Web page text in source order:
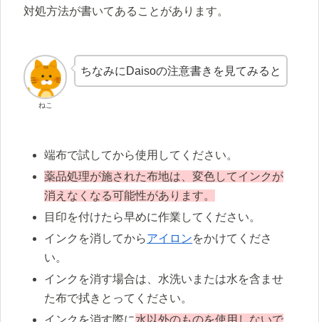
対処方法が書いてあることがあります。
ねこ
ちなみにDaisoの注意書きを見てみると
端布で試してから使用してください。
薬品処理が施された布地は、変色してインクが
消えなくなる可能性があります。
目印を付けたら早めに作業してください。
インクを消してからアイロンをかけてくださ
い。
インクを消す場合は、水洗いまたは水を含ませ
た布で拭きとってください。